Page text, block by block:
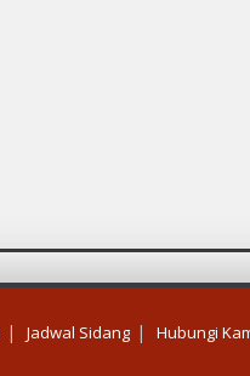
| Jadwal Sidang | Hubungi